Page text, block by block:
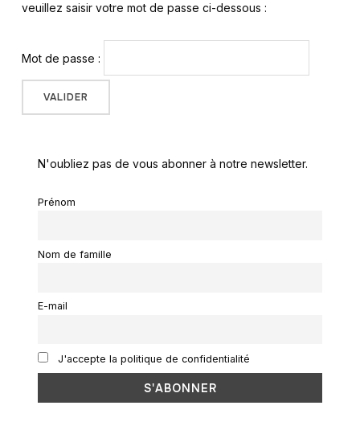
veuillez saisir votre mot de passe ci-dessous :
Mot de passe :
N'oubliez pas de vous abonner à notre newsletter.
Prénom
Nom de famille
E-mail
J'accepte la politique de confidentialité